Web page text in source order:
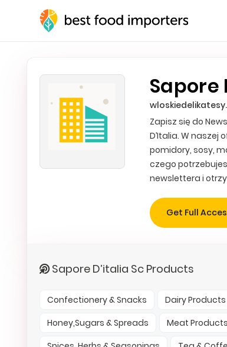
Sapore
Zapisz się do
D’Italia. W naszej
pomidory, sosy,
czego
newslettera i
Get Full
Sapore D’italia Sc Products
Confectionery & Snacks Dairy Products
Honey,Sugars & Spreads
Meat Products